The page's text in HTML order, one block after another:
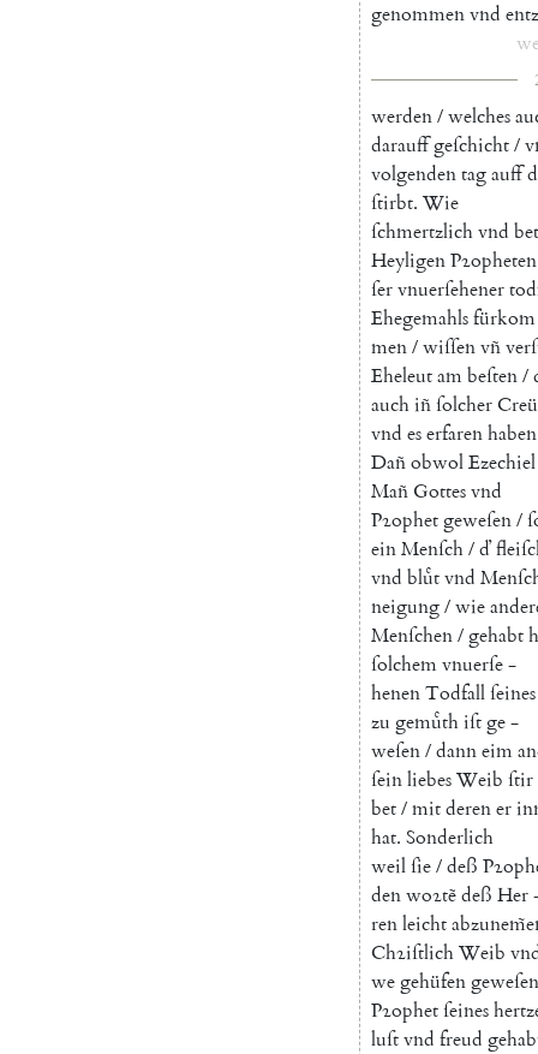
genommenvnd
werden/welches
darauffgeſchicht/
volgendentagauff
ſtirbt. Wie
ſchmertzlichvnd
HeyligenPꝛopheten
ſervnuerſehener
Ehegemahlsfürkom
men/wiſſenvñ
Eheleutambeſten/
auchiñſolcher
vnd eserfarenhaben
DañobwolEzechiel
Mañ Gottesvnd
Pꝛophetgeweſen/
einMenſch/ď
vnd bluͤtvnd
neigung/wie
Menſchen/gehabt
ſolchemvnuerſe-
henenTodfallſeines
zu gemuͤthiſtge-
weſen/danneim
ſeinliebesWeib ſtir
bet/mitderener
hat. Sonderlich
weilſie/deß
denwoꝛtẽdeß Her
renleicht
ChꝛiſtlichWeib
wegehüfengeweſen
Pꝛophetſeines
luſtvnd freud